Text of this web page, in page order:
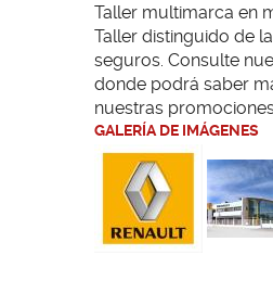
Taller multimarca ​en​
Taller distinguido de
seguros​. Consulte
donde podrá saber
nuestras
GALERÍA DE IMÁGENES